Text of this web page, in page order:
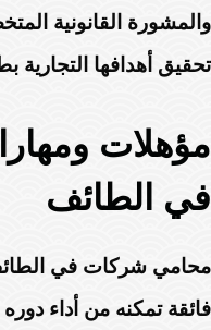
والمشورة القانونية
تحقيق أهدافها التجارية
مؤهلات
في الطائف
محامي شركات في
فائقة تمكنه من أداء